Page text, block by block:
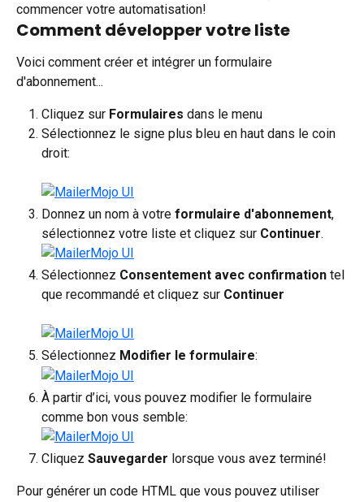
commencer votre automatisation!
Comment développer votre liste
Voici comment créer et intégrer un formulaire
d'abonnement...
Cliquez sur Formulaires dans le menu
Sélectionnez le signe plus bleu en haut dans le coin
droit:
Donnez un nom à votre formulaire d'abonnement,
sélectionnez votre liste et cliquez sur Continuer.
Sélectionnez Consentement avec confirmation tel
que recommandé et cliquez sur Continuer
Sélectionnez Modifier le formulaire:
À partir d’ici, vous pouvez modifier le formulaire
comme bon vous semble:
Cliquez Sauvegarder lorsque vous avez terminé!
Pour générer un code HTML que vous pouvez utiliser